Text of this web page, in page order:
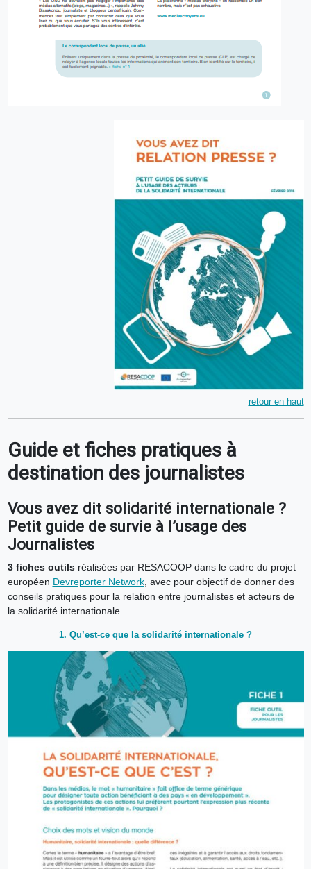
retour en haut
Guide et fiches pratiques à
destination des journalistes
Vous avez dit solidarité internationale ?
Petit guide de survie à l’usage des
Journalistes
3 fiches outilsréalisées par RESACOOP dans le cadre du projet
européen Devreporter Network, avec pour objectif de donner des
conseils pratiques pour la relation entre journalistes et acteurs de
la solidarité internationale.
1. Qu’est-ce que la solidarité internationale ?